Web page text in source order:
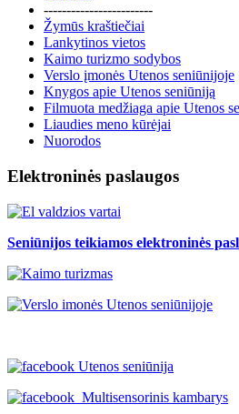
------------------------
Žymūs kraštiečiai
Lankytinos vietos
Kaimo turizmo sodybos
Verslo įmonės Utenos seniūnijoje
Knygos apie Utenos seniūniją
Filmuota medžiaga apie Utenos
Liaudies meno kūrėjai
Nuorodos
Elektroninės paslaugos
Seniūnijos teikiamos elektroninės
Utenos seniūnija
Multisensorinis kambarys